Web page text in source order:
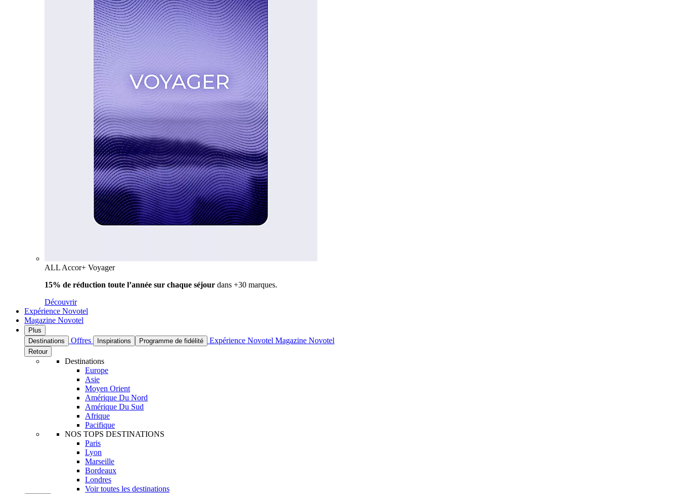
ALL Accor+ Voyager
15% de réduction toute l’année sur chaque séjour dans +30 marques.
Découvrir
Expérience Novotel
Magazine Novotel
Plus
Destinations
Offres Inspirations Programme de fidélité Expérience Novotel Magazine Novotel
Retour
Destinations
Europe
Asie
Moyen Orient
Amérique Du Nord
Amérique Du Sud
Afrique
Pacifique
NOS TOPS DESTINATIONS
Paris
Lyon
Marseille
Bordeaux
Londres
Voir toutes les destinations